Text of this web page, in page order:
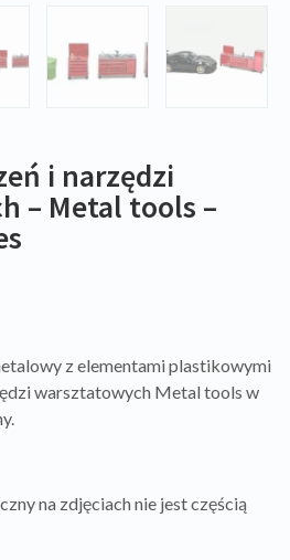
i narzędzi
– Metal tools –
z elementami plastikowymi
warsztatowych Metal tools w
na zdjęciach nie jest częścią